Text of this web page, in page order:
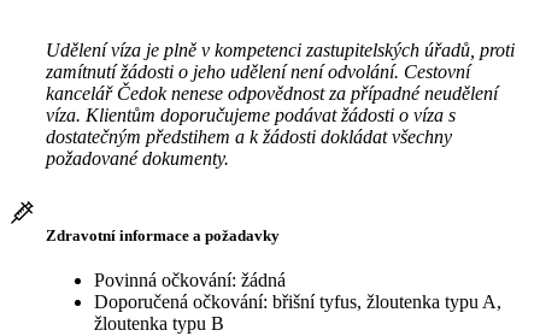
Udělení víza je plně v kompetenci zastupitelských úřadů, proti
zamítnutí žádosti o jeho udělení není odvolání. Cestovní
kancelář Čedok nenese odpovědnost za případné neudělení
víza. Klientům doporučujeme podávat žádosti o víza s
dostatečným předstihem a k žádosti dokládat všechny
požadované dokumenty.
Zdravotní informace a požadavky
Povinná očkování: žádná
Doporučená očkování: břišní tyfus, žloutenka typu A,
žloutenka typu B